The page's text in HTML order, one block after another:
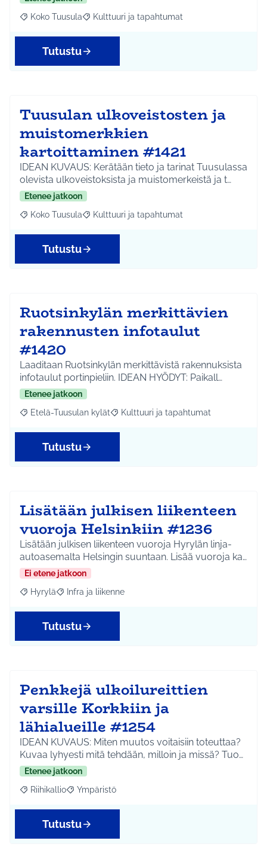
Rajaa tulokset aihepiirin mukaan: Koko Tuusula
Koko Tuusula Rajaa tulokset teeman mukaan: Kulttuuri ja
Kulttuuri ja tapahtumat
Tutustu
Tuusulan ulkoveistosten ja
muistomerkkien
kartoittaminen #1421
IDEAN KUVAUS: Kerätään tieto ja tarinat Tuusulassa
olevista ulkoveistoksista ja muistomerkeistä ja t…
Etenee jatkoon
Rajaa tulokset aihepiirin mukaan: Koko Tuusula
Koko Tuusula Rajaa tulokset teeman mukaan: Kulttuuri ja
Kulttuuri ja tapahtumat
Tutustu
Ruotsinkylän merkittävien
rakennusten infotaulut
#1420
Laaditaan Ruotsinkylän merkittävistä rakennuksista
infotaulut portinpieliin. IDEAN HYÖDYT: Paikall…
Etenee jatkoon
Rajaa tulokset aihepiirin mukaan: Etelä-Tuusulan kylät
Etelä-Tuusulan kylät Rajaa tulokset teeman mukaan:
Kulttuuri ja tapahtumat
Tutustu
Lisätään julkisen liikenteen
vuoroja Helsinkiin #1236
Lisätään julkisen liikenteen vuoroja Hyrylän linja-
autoasemalta Helsingin suuntaan. Lisää vuoroja ka…
Ei etene jatkoon
Rajaa tulokset aihepiirin mukaan: Hyrylä
Hyrylä Rajaa tulokset teeman mukaan: Infra ja liikenne
Infra ja liikenne
Tutustu
Penkkejä ulkoilureittien
varsille Korkkiin ja
lähialueille #1254
IDEAN KUVAUS: Miten muutos voitaisiin toteuttaa?
Kuvaa lyhyesti mitä tehdään, milloin ja missä? Tuo…
Etenee jatkoon
Rajaa tulokset aihepiirin mukaan: Riihikallio
Riihikallio Rajaa tulokset teeman mukaan: Ympäristö
Ympäristö
Tutustu